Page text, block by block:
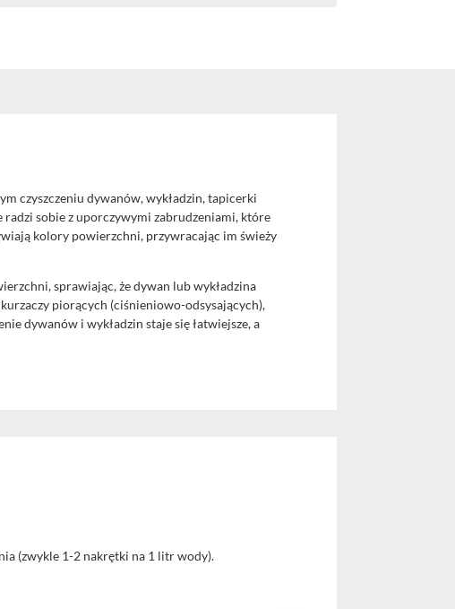
czyszczeniu dywanów, wykładzin, tapicerki
sobie z uporczywymi zabrudzeniami, które
kolory powierzchni, przywracając im świeży
sprawiając, że dywan lub wykładzina
piorących (ciśnieniowo-odsysających),
dywanów i wykładzin staje się łatwiejsze, a
(zwykle 1-2 nakrętki na 1 litr wody).